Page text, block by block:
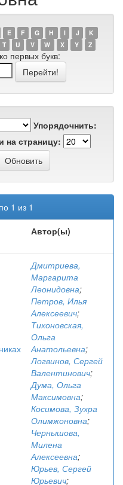
E F G H I J
K
T U V W X Y Z
первых букв:
Упорядочнить:
на страницу:
1 из 1
Автор(ы)
Дмитриева,
Маргарита
Леонидовна;
Петров, Илья
Алексеевич;
Тихоновская,
Ольга
Анатольевна;
Логвинов, Сергей
Валентинович;
Дума, Ольга
Максимовна;
Косимова, Зухра
Олимжоновна;
Чернышова,
Милена
Алексеевна;
Юрьев, Сергей
Юрьевич;